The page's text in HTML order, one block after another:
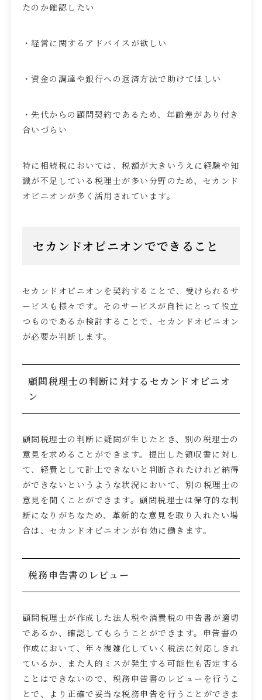
たのか確認したい
・経営に関するアドバイスが欲しい
・資金の調達や銀行への返済方法で助けてほしい
・先代からの顧問契約であるため、年齢差があり付き
合いづらい
特に相続税においては、税額が大きいうえに経験や知
識が不足している税理士が多い分野のため、セカンド
オピニオンが多く活用されています。
セカンドオピニオンでできること
セカンドオピニオンを契約することで、受けられるサ
ービスも様々です。そのサービスが自社にとって役立
つものであるか検討することで、セカンドオピニオン
が必要か判断します。
顧問税理士の判断に対するセカンドオピニオ
ン
顧問税理士の判断に疑問が生じたとき、別の税理士の
意見を求めることができます。提出した領収書に対し
て、経費として計上できないと判断されたけれど納得
ができないというような状況において、別の税理士の
意見を聞くことができます。顧問税理士は保守的な判
断になりがちなため、革新的な意見を取り入れたい場
合は、セカンドオピニオンが有効に働きます。
税務申告書のレビュー
顧問税理士が作成した法人税や消費税の申告書が適切
であるか、確認してもらうことができます。申告書の
作成において、年々複雑化していく税法に対応しきれ
ているか、また人的ミスが発生する可能性も否定する
ことはできないので、税務申告書のレビューを行うこ
とで、より正確で妥当な税務申告を行うことができま